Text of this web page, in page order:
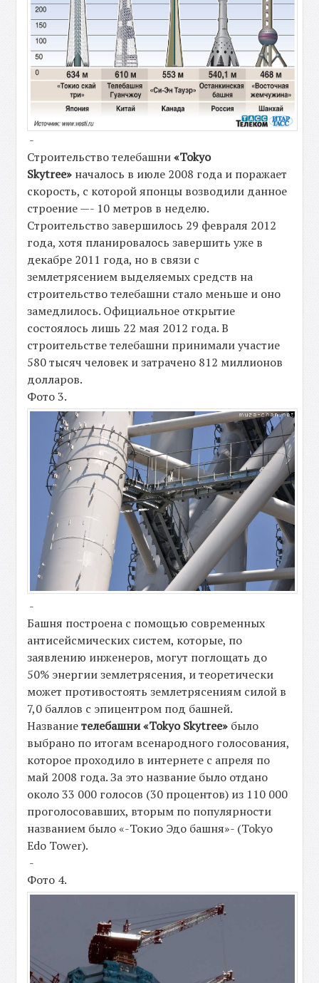
-
Строительство телебашни«Tokyo
Skytree» началось в июле 2008 года и поражает
скорость, с которой японцы возводили данное
строение —- 10 метров в неделю.
Строительство завершилось 29 февраля 2012
года, хотя планировалось завершить уже в
декабре 2011 года, но в связи с
землетрясением выделяемых средств на
строительство телебашни стало меньше и оно
замедлилось. Официальное открытие
состоялось лишь 22 мая 2012 года. В
строительстве телебашни принимали участие
580 тысяч человек и затрачено 812 миллионов
долларов.
Фото 3.
-
Башня построена с помощью современных
антисейсмических систем, которые, по
заявлению инженеров, могут поглощать до
50% энергии землетрясения, и теоретически
может противостоять землетрясениям силой в
7,0 баллов с эпицентром под башней.
Названиетелебашни «Tokyo Skytree» было
выбрано по итогам всенародного голосования,
которое проходило в интернете с апреля по
май 2008 года. За это название было отдано
около 33 000 голосов (30 процентов) из 110 000
проголосовавших, вторым по популярности
названием было «-Токио Эдо башня»- (Tokyo
Edo Tower).
-
Фото 4.